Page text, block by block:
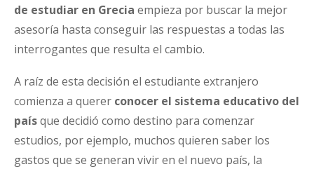
de estudiar en Grecia empieza por buscar la mejor
asesoría hasta conseguir las respuestas a todas las
interrogantes que resulta el cambio.
A raíz de esta decisión el estudiante extranjero
comienza a querer conocer el sistema educativo del
paísque decidió como destino para comenzar
estudios, por ejemplo, muchos quieren saber los
gastos que se generan vivir en el nuevo país, la